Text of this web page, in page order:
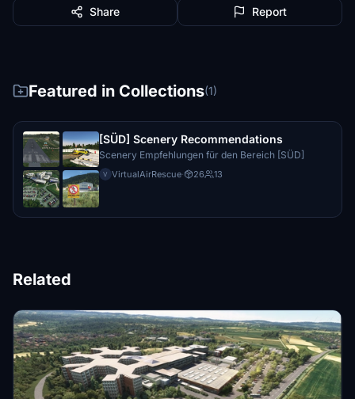
Share Report
Featured in Collections(1)
[SÜD] Scenery Recommendations
Scenery Empfehlungen für den Bereich [SÜD]
V VirtualAirRescue· 26 13
Related